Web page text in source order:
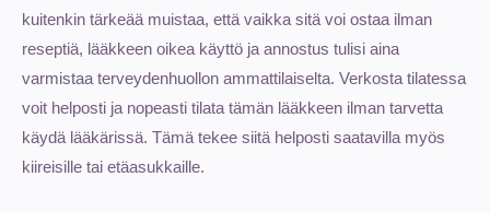
kuitenkin tärkeää muistaa, että vaikka sitä voi ostaa ilman
reseptiä, lääkkeen oikea käyttö ja annostus tulisi aina
varmistaa terveydenhuollon ammattilaiselta. Verkosta tilatessa
voit helposti ja nopeasti tilata tämän lääkkeen ilman tarvetta
käydä lääkärissä. Tämä tekee siitä helposti saatavilla myös
kiireisille tai etäasukkaille.